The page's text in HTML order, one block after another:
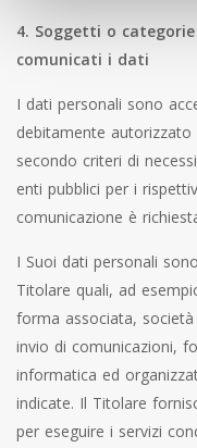
4. Soggetti o
comunicati i dati
I dati personali sono
debitamente
secondo criteri di
enti pubblici per i
comunicazione è
I Suoi dati personali
Titolare quali, ad
forma associata,
invio di comunicazioni,
informatica ed
indicate. Il Titolare
per eseguire i servizi